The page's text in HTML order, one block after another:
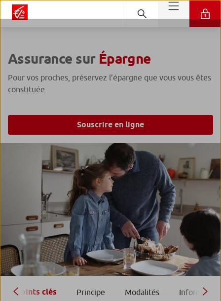
Assurance sur Épargne
Pour vos proches, préservez l’épargne que vous vous êtes
constituée.
Souscrire en ligne
Points clés Principe Modalités Information